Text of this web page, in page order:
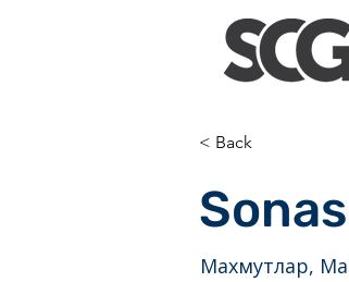
< Back
Махмутлар,